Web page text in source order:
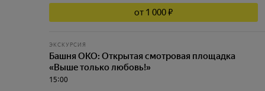
от 1 000 ₽
ЭКСКУРСИЯ
Башня ОКО: Открытая смотровая площадка
«Выше только любовь!»
15:00